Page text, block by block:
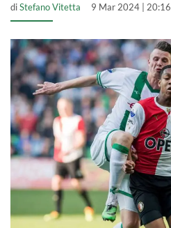
diStefano Vitetta 9 Mar 2024 | 20:16